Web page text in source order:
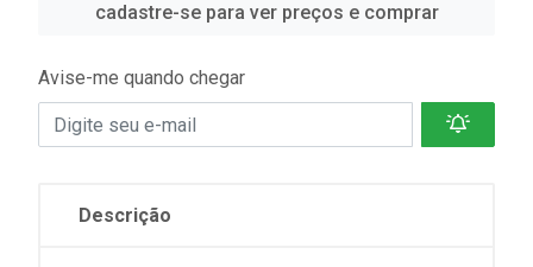
cadastre-se para ver preços e comprar
Avise-me quando chegar
Descrição